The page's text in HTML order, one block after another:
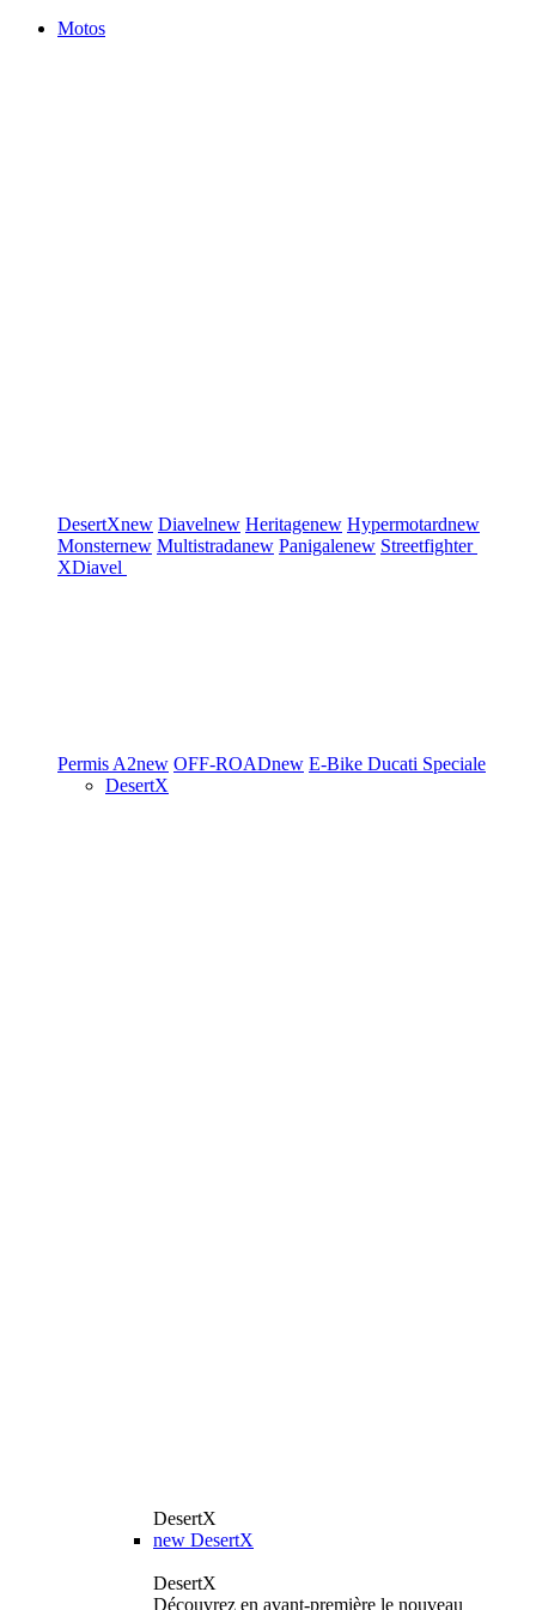
Motos
DesertXnew Diavelnew Heritagenew Hypermotardnew
Monsternew Multistradanew Panigalenew Streetfighter
XDiavel
Permis A2new OFF-ROADnew E-Bike Ducati Speciale
DesertX
DesertX
new DesertX
DesertX
Découvrez en avant-première le nouveau